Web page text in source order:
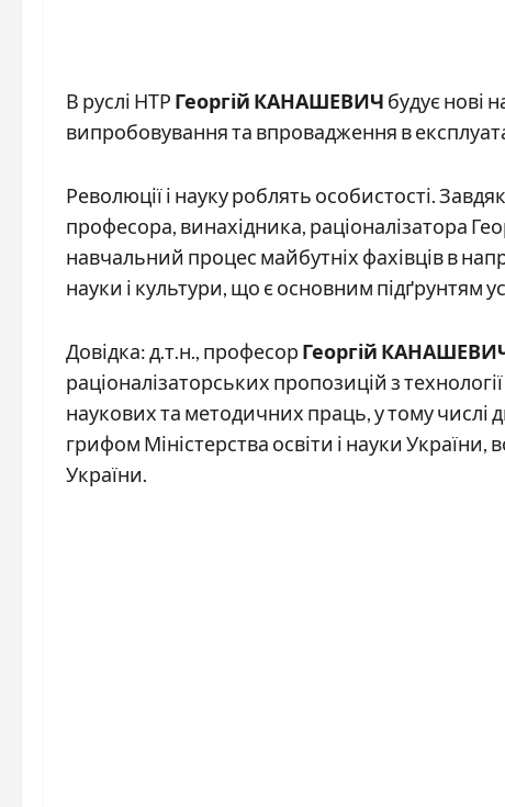
В руслі НТР Георгій КАНАШЕВИЧ будує нові
випробовування та впровадження в
Революції і науку роблять особистості.
професора, винахідника, раціоналізатора
навчальний процес майбутніх фахівців в
науки і культури, що є основним підґрунтям
Довідка: д.т.н., професор Георгій
раціоналізаторських пропозицій з
наукових та методичних праць, у тому числі
грифом Міністерства освіти і науки
України.